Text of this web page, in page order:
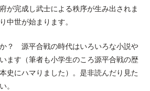
が完成し武士による秩序が生み出されま
中世が始まります。
？ 源平合戦の時代はいろいろな小説や
ます（筆者も小学生のころ源平合戦の歴
史にハマりました）。是非読んだり見た
。